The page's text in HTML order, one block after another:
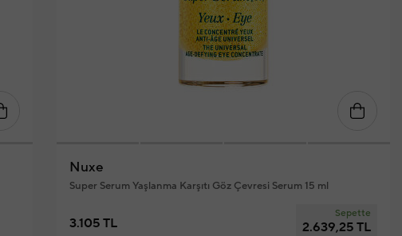
Nuxe
Super Serum Yaşlanma Karşıtı Göz Çevresi Serum 15 ml
3.105 TL
Sepette
2.639,25 TL